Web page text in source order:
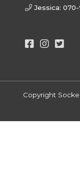
Jessica:
Copyright